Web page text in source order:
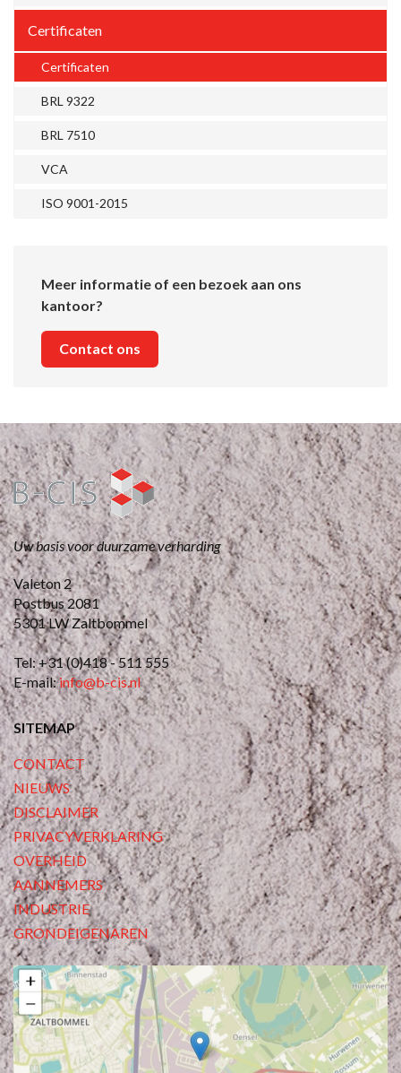
Certificaten
Certificaten
BRL 9322
BRL 7510
VCA
ISO 9001-2015
Meer informatie of een bezoek aan ons
kantoor?
Contact ons
Uw basis voor duurzame verharding
Valeton 2
Postbus 2081
5301 LW Zaltbommel
Tel: +31 (0)418 - 511 555
E-mail:info@b-cis.nl
SITEMAP
CONTACT
NIEUWS
DISCLAIMER
PRIVACYVERKLARING
OVERHEID
AANNEMERS
INDUSTRIE
GRONDEIGENAREN